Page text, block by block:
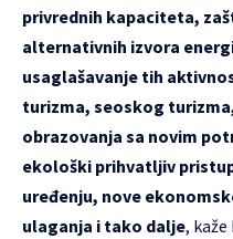
privrednih kapaciteta,
alternativnih izvora
usaglašavanje tih
turizma, seoskog
obrazovanja sa novim
ekološki prihvatljiv
uređenju, nove
ulaganja i tako dalje, kaže